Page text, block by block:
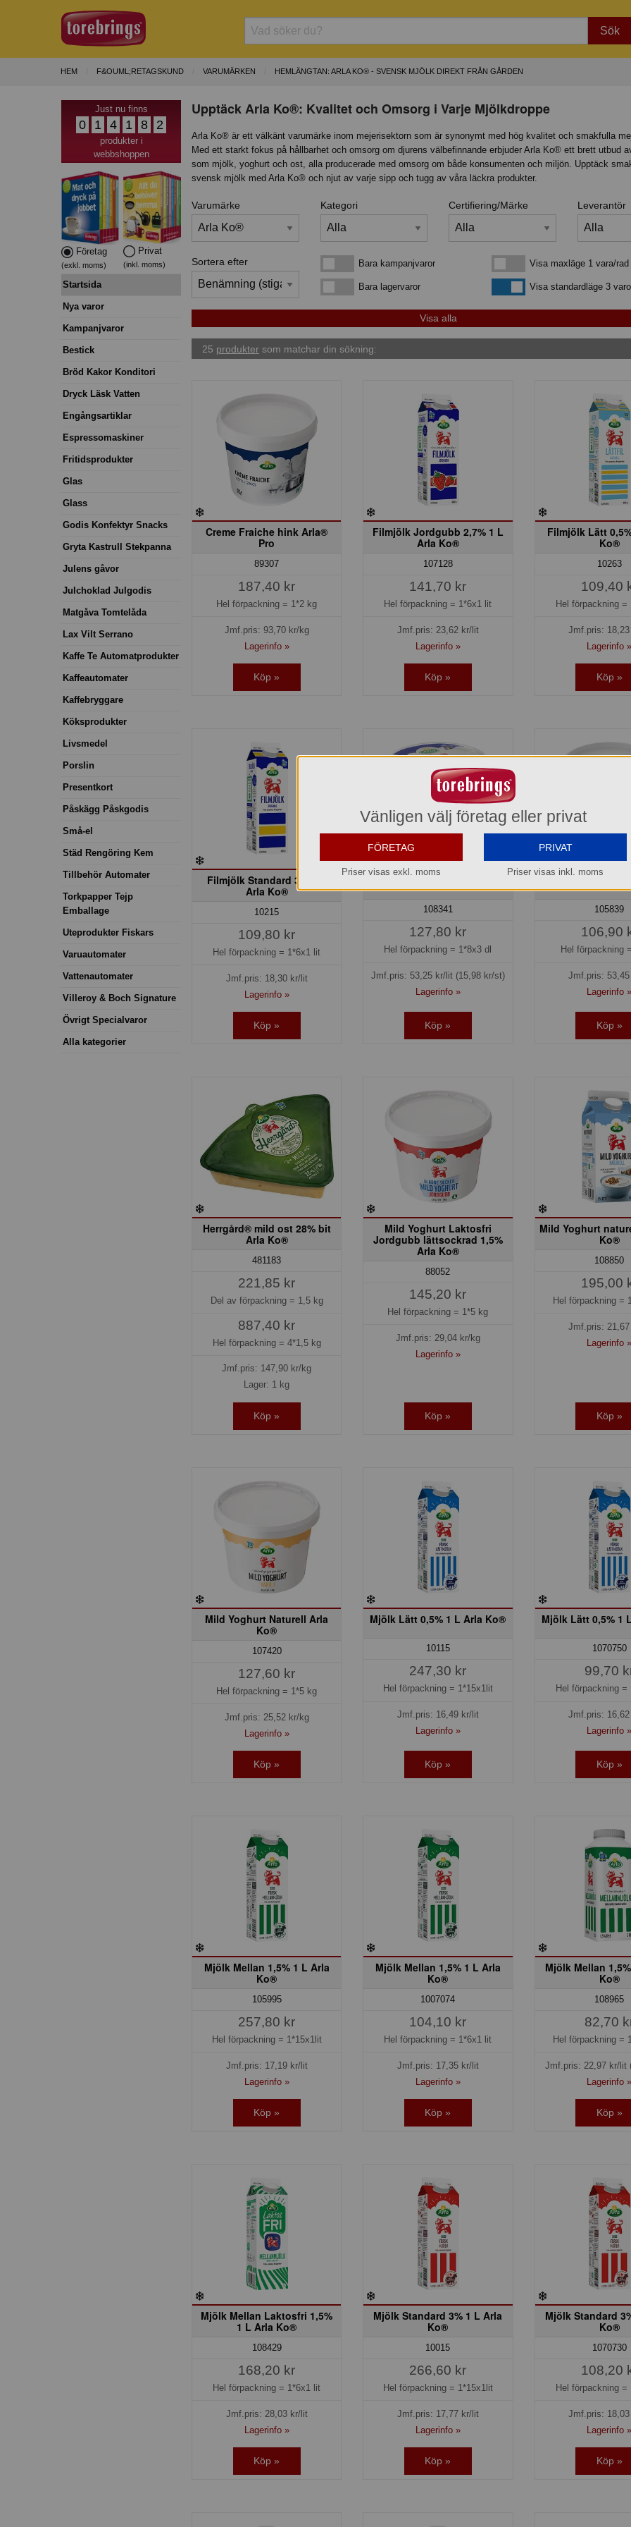
Sök
HEM F&OUML;RETAGSKUND VARUMÄRKEN HEMLÄNGTAN: ARLA KO® - SVENSK MJÖLK DIREKT FRÅN GÅRDEN
Just nu finns
0 1 4 1 8 2
produkter i
webbshoppen
Företag
(exkl. moms)
Privat
(inkl. moms)
Startsida
Nya varor
Kampanjvaror
Bestick
Bröd Kakor Konditori
Dryck Läsk Vatten
Engångsartiklar
Espressomaskiner
Fritidsprodukter
Glas
Glass
Godis Konfektyr Snacks
Gryta Kastrull Stekpanna
Julens gåvor
Julchoklad Julgodis
Matgåva Tomtelåda
Lax Vilt Serrano
Kaffe Te Automatprodukter
Kaffeautomater
Kaffebryggare
Köksprodukter
Livsmedel
Porslin
Presentkort
Påskägg Påskgodis
Små-el
Städ Rengöring Kem
Tillbehör Automater
Torkpapper Tejp
Emballage
Uteprodukter Fiskars
Varuautomater
Vattenautomater
Villeroy & Boch Signature
Övrigt Specialvaror
Alla kategorier
Upptäck Arla Ko®: Kvalitet och Omsorg i Varje Mjölkdroppe
Arla Ko® är ett välkänt varumärke inom mejerisektorn som är synonymt med hög kvalitet och smakfulla
Med ett starkt fokus på hållbarhet och omsorg om djurens välbefinnande erbjuder Arla Ko® ett brett utbud
som mjölk, yoghurt och ost, alla producerade med omsorg om både konsumenten och miljön. Upptäck
svensk mjölk med Arla Ko® och njut av varje sipp och tugg av våra läckra produkter.
Varumärke Kategori Certifiering/Märke Leverantör
Sortera efter Bara kampanjvarorBara kampanjvaror
Bara lagervarorBara lagervaror
Visa maxläge 1 vara/rad
Visa maxläge 1 vara/rad
Visa standardlägeVisa standardläge 3
25 produkter som matchar din sökning:
Creme Fraiche hink Arla®
Pro
89307
187,40 kr
Hel förpackning = 1*2 kg
Jmf.pris: 93,70kr/kg
Lagerinfo »
Köp »
Filmjölk Jordgubb 2,7% 1 L
Arla Ko®
107128
141,70 kr
Hel förpackning = 1*6x1 lit
Jmf.pris: 23,62kr/lit
Lagerinfo »
Köp »
Filmjölk Lätt
Ko®
10263
109,40
Hel förpackning =
Jmf.pris: 18,23
Lagerinfo »
Köp »
Filmjölk Standard 3% 1 L
Arla Ko®
10215
109,80 kr
Hel förpackning = 1*6x1 lit
Jmf.pris: 18,30kr/lit
Lagerinfo »
Köp »
Gräddfil 12% Arla Ko®
108341
127,80 kr
Hel förpackning = 1*8x3 dl
Jmf.pris: 53,25kr/lit (15,98 kr/st)
Lagerinfo »
Köp »
Gräddfil 12%
105839
106,90
Hel förpackning =
Jmf.pris: 53,45
Lagerinfo »
Köp »
Herrgård® mild ost 28% bit
Arla Ko®
481183
221,85 kr
Del av förpackning = 1,5 kg
887,40 kr
Hel förpackning = 4*1,5 kg
Jmf.pris: 147,90 kr/kg
Lager: 1 kg
Köp »
Mild Yoghurt Laktosfri
Jordgubb lättsockrad 1,5%
Arla Ko®
88052
145,20 kr
Hel förpackning = 1*5 kg
Jmf.pris: 29,04kr/kg
Lagerinfo »
Köp »
Mild Yoghurt
Ko®
108850
195,00
Hel förpackning =
Jmf.pris: 21,67
Lagerinfo »
Köp »
Mild Yoghurt Naturell Arla
Ko®
107420
127,60 kr
Hel förpackning = 1*5 kg
Jmf.pris: 25,52kr/kg
Lagerinfo »
Köp »
Mjölk Lätt 0,5% 1 L Arla Ko®
10115
247,30 kr
Hel förpackning = 1*15x1lit
Jmf.pris: 16,49kr/lit
Lagerinfo »
Köp »
Mjölk Lätt 0,5% 1
1070750
99,70
Hel förpackning =
Jmf.pris: 16,62
Lagerinfo »
Köp »
Mjölk Mellan 1,5% 1 L Arla
Ko®
105995
257,80 kr
Hel förpackning = 1*15x1lit
Jmf.pris: 17,19kr/lit
Lagerinfo »
Köp »
Mjölk Mellan 1,5% 1 L Arla
Ko®
1007074
104,10 kr
Hel förpackning = 1*6x1 lit
Jmf.pris: 17,35kr/lit
Lagerinfo »
Köp »
Mjölk Mellan
Ko®
108965
82,70
Hel förpackning =
Jmf.pris: 22,97kr/lit
Lagerinfo »
Köp »
Mjölk Mellan Laktosfri 1,5%
1 L Arla Ko®
108429
168,20 kr
Hel förpackning = 1*6x1 lit
Jmf.pris: 28,03kr/lit
Lagerinfo »
Köp »
Mjölk Standard 3% 1 L Arla
Ko®
10015
266,60 kr
Hel förpackning = 1*15x1lit
Jmf.pris: 17,77kr/lit
Lagerinfo »
Köp »
Mjölk Standard
Ko®
1070730
108,20
Hel förpackning =
Jmf.pris: 18,03
Lagerinfo »
Köp »
Vänligen välj företag eller privat
FÖRETAG
Priser visas exkl. moms
PRIVAT
Priser visas inkl. moms